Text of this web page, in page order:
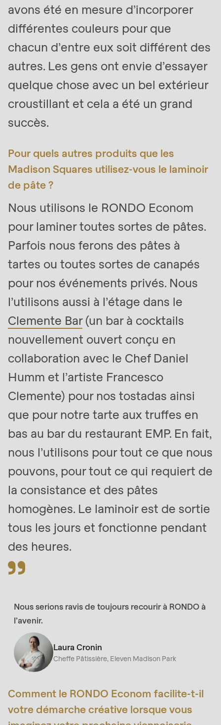
>Drupal\rondo_contact\
{closure}
()
(line
592
modules/custom/rondo_contact/src/
Deprecated
Passing
null
to
parameter
($string)
of
type
string
is
deprecated
Drupal\rondo_contact\ContactService-
>Drupal\rondo_contact\
{closure}
(line
597
of
modules/custom/rondo_contact/src/
Deprecated
mb_substr():
Passing
null
parameter
#1
($string)
of
string
is
deprecated
Drupal\rondo_contact\ContactService-
>Drupal\rondo_contact\
(line
avons été en mesure d’incorporer
différentes couleurs pour que
chacun d’entre eux soit différent des
autres. Les gens ont envie d’essayer
quelque chose avec un bel extérieur
croustillant et cela a été un grand
succès.
Pour quels autres produits que les
Madison Squares utilisez-vous le laminoir
de pâte ?
Nous utilisons le RONDO Econom
pour laminer toutes sortes de pâtes.
Parfois nous ferons des pâtes à
tartes ou toutes sortes de canapés
pour nos événements privés. Nous
l’utilisons aussi à l’étage dans le
Clemente Bar(un bar à cocktails
nouvellement ouvert conçu en
collaboration avec le Chef Daniel
Humm et l’artiste Francesco
Clemente) pour nos tostadas ainsi
que pour notre tarte aux truffes en
bas au bar du restaurant EMP. En fait,
nous l’utilisons pour tout ce que nous
pouvons, pour tout ce qui requiert de
la consistance et des pâtes
homogènes. Le laminoir est de sortie
tous les jours et fonctionne pendant
des heures.
Nous serions ravis de toujours recourir à RONDO à
l’avenir.
Laura Cronin
Cheffe Pâtissière, Eleven Madison Park
Comment le RONDO Econom facilite-t-il
votre démarche créative lorsque vous